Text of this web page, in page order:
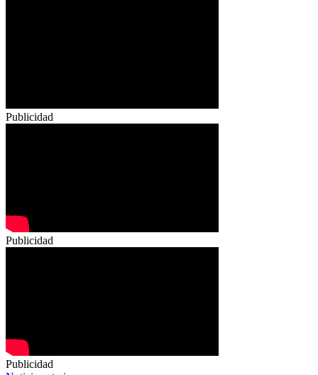
Publicidad
Publicidad
Publicidad